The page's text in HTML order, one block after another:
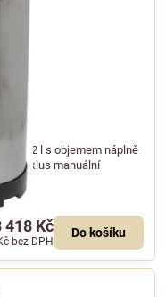
l
12 l s objemem náplně
cyklus manuální
418 Kč
bez DPH
Do košíku